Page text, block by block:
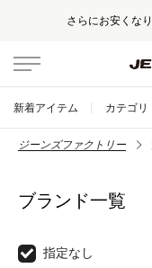
さらにお安くな
新着アイテム カテゴリ
ジーンズファクトリー
ブランド一覧
指定なし